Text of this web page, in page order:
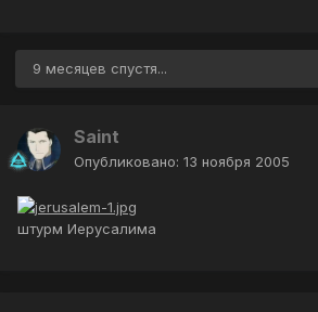
9 месяцев спустя...
Saint
Опубликовано: 13 ноября 2005
штурм Иерусалима